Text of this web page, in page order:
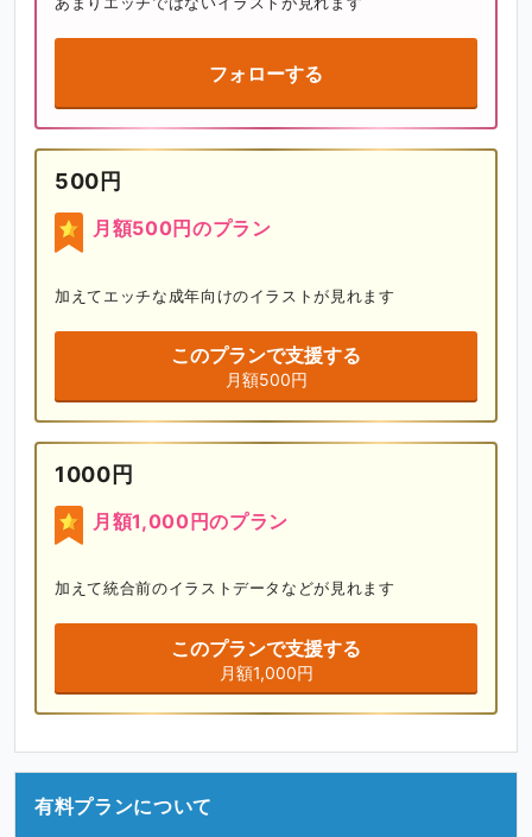
フォローする
500円
月額500円のプラン
加えてエッチな成年向けのイラストが見れます
このプランで支援する
月額500円
1000円
月額1,000円のプラン
加えて統合前のイラストデータなどが見れます
このプランで支援する
月額1,000円
有料プランについて